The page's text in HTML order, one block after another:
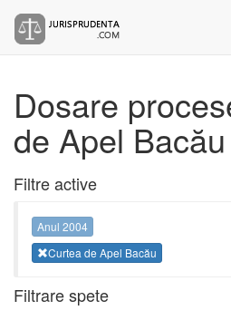
Dosare
de Apel
Filtre active
Anul 2004
Curtea de Apel Bacău
Filtrare spete